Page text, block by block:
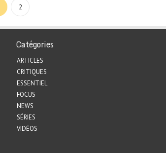
2
Catégories
ARTICLES
CRITIQUES
ESSENTIEL
FOCUS
NEWS
SÉRIES
VIDÉOS